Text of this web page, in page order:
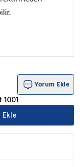
Yorum Ekle
1001
Ekle